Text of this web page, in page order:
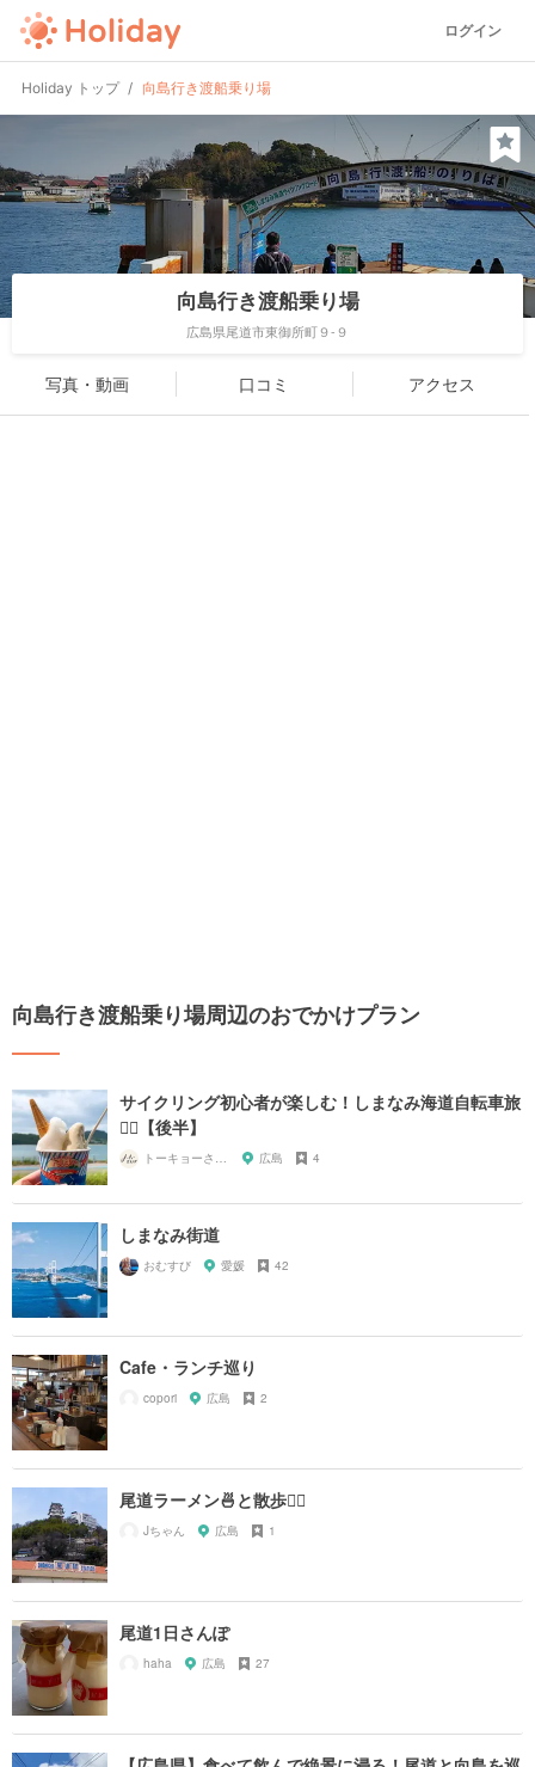
ログイン
Holiday トップ 向島行き渡船乗り場
向島行き渡船乗り場
広島県尾道市東御所町９-９
写真・動画 口コミ アクセス
向島行き渡船乗り場周辺のおでかけプラン
サイクリング初心者が楽しむ！しまなみ海道自転車旅
🚴‍♀️【後半】
広島 4
しまなみ街道
おむすび 愛媛 42
Cafe・ランチ巡り
copori 広島 2
尾道ラーメン🍜と散歩🚶‍♀️
Jちゃん 広島 1
尾道1日さんぽ
haha 広島 27